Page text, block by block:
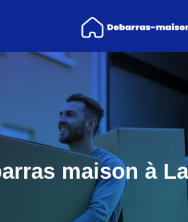
maison à